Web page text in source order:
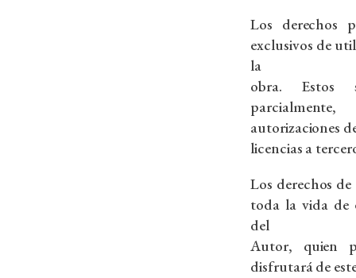
Los derechos
exclusivos de
la
obra. Estos
autorizaciones
licencias a
Los derechos
toda la vida de
del
Autor, quien
disfrutará de